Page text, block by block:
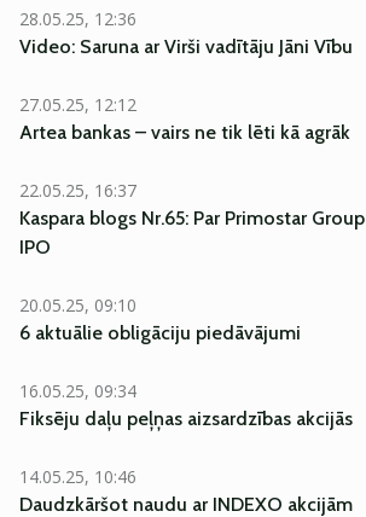
28.05.25, 12:36
Video: Saruna ar Virši vadītāju Jāni Vību
27.05.25, 12:12
Artea bankas – vairs ne tik lēti kā agrāk
22.05.25, 16:37
Kaspara blogs Nr.65: Par Primostar Group
IPO
20.05.25, 09:10
6 aktuālie obligāciju piedāvājumi
16.05.25, 09:34
Fiksēju daļu peļņas aizsardzības akcijās
14.05.25, 10:46
Daudzkāršot naudu ar INDEXO akcijām